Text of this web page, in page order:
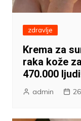
zdravlje
Krema za
raka kože
470.000
admin